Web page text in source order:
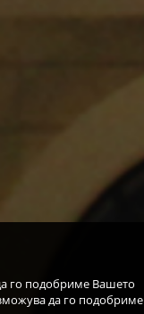
го подобриме Вашето
да го подобриме